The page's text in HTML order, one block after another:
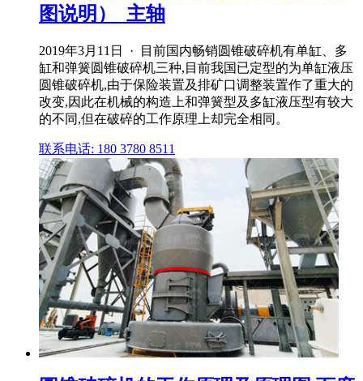
图说明）_主轴
2019年3月11日 · 目前国内畅销圆锥破碎机有单缸、多
缸和弹簧圆锥破碎机三种,目前我国已定型的为单缸液压
圆锥破碎机,由于保险装置及排矿口调整装置作了重大的
改变,因此在机械的构造上和弹簧型及多缸液压型有较大
的不同,但在破碎的工作原理上却完全相同。
联系电话: 180 3780 8511